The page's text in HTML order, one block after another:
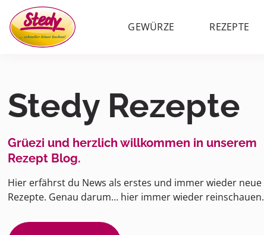
GEWÜRZE REZEPTE
Stedy Rezepte
Grüezi und herzlich willkommen in unserem
Rezept Blog.
Hier erfährst du News als erstes und immer wieder neue
Rezepte. Genau darum… hier immer wieder reinschauen.